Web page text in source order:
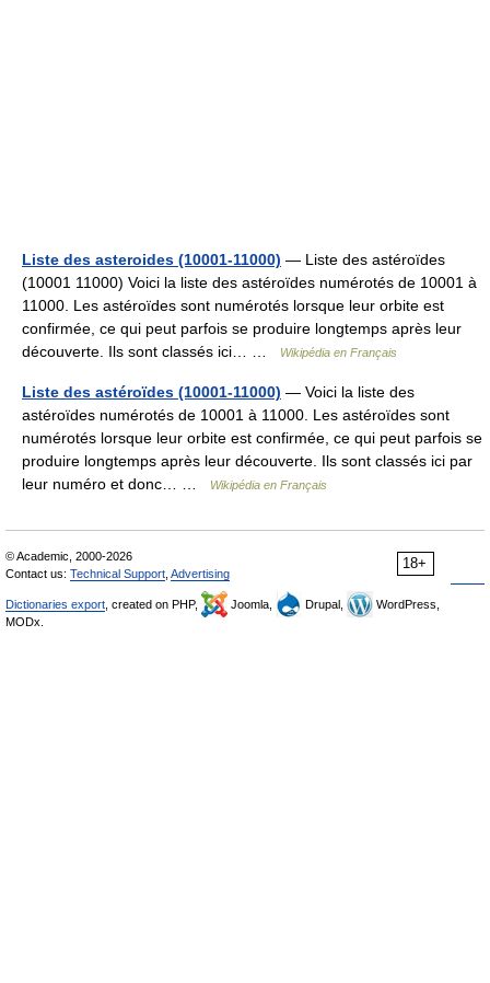
Liste des asteroides (10001-11000) — Liste des astéroïdes
(10001 11000) Voici la liste des astéroïdes numérotés de 10001 à
11000. Les astéroïdes sont numérotés lorsque leur orbite est
confirmée, ce qui peut parfois se produire longtemps après leur
découverte. Ils sont classés ici… …
Wikipédia en Français
Liste des astéroïdes (10001-11000) — Voici la liste des
astéroïdes numérotés de 10001 à 11000. Les astéroïdes sont
numérotés lorsque leur orbite est confirmée, ce qui peut parfois se
produire longtemps après leur découverte. Ils sont classés ici par
leur numéro et donc… …
Wikipédia en Français
18+
© Academic, 2000-2026
Contact us: Technical Support Advertising
Dictionaries export , created on PHP, Joomla, Drupal,
WordPress,
MODx.